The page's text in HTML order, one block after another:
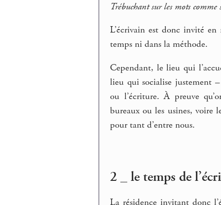
Trébuchant sur les mots
L’écrivain est donc invité en
temps ni dans la méthode.
Cependant, le lieu qui
lieu qui socialise justement
ou l’écriture. À preuve
bureaux ou les usines, voire
pour tant d’entre nous.
2 _ le temps de
La résidence invitant donc